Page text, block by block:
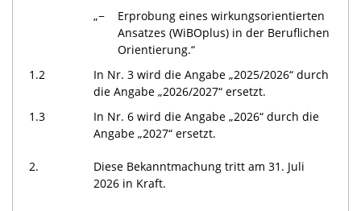
„−
Erprobung eines wirkungsorientierten
Ansatzes (WiBOplus) in der Beruflichen
Orientierung.“
1.2
In Nr. 3 wird die Angabe „2025/2026“ durch
die Angabe „2026/2027“ ersetzt.
1.3
In Nr. 6 wird die Angabe „2026“ durch die
Angabe „2027“ ersetzt.
2.
Diese Bekanntmachung tritt am 31. Juli
2026 in Kraft.